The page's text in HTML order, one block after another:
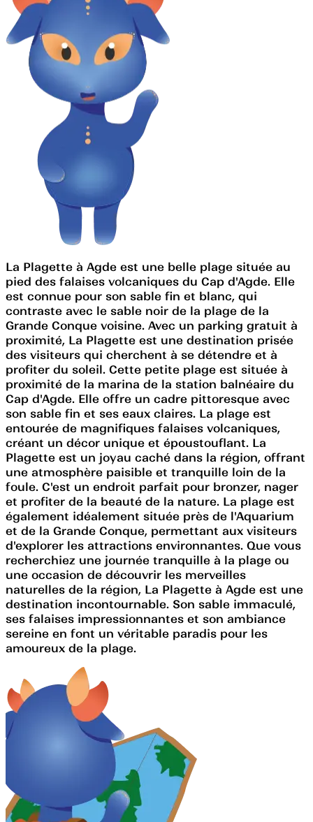
La Plagette à Agde est une belle plage située au
pied des falaises volcaniques du Cap d'Agde. Elle
est connue pour son sable fin et blanc, qui
contraste avec le sable noir de la plage de la
Grande Conque voisine. Avec un parking gratuit à
proximité, La Plagette est une destination prisée
des visiteurs qui cherchent à se détendre et à
profiter du soleil. Cette petite plage est située à
proximité de la marina de la station balnéaire du
Cap d'Agde. Elle offre un cadre pittoresque avec
son sable fin et ses eaux claires. La plage est
entourée de magnifiques falaises volcaniques,
créant un décor unique et époustouflant. La
Plagette est un joyau caché dans la région, offrant
une atmosphère paisible et tranquille loin de la
foule. C'est un endroit parfait pour bronzer, nager
et profiter de la beauté de la nature. La plage est
également idéalement située près de l'Aquarium
et de la Grande Conque, permettant aux visiteurs
d'explorer les attractions environnantes. Que vous
recherchiez une journée tranquille à la plage ou
une occasion de découvrir les merveilles
naturelles de la région, La Plagette à Agde est une
destination incontournable. Son sable immaculé,
ses falaises impressionnantes et son ambiance
sereine en font un véritable paradis pour les
amoureux de la plage.